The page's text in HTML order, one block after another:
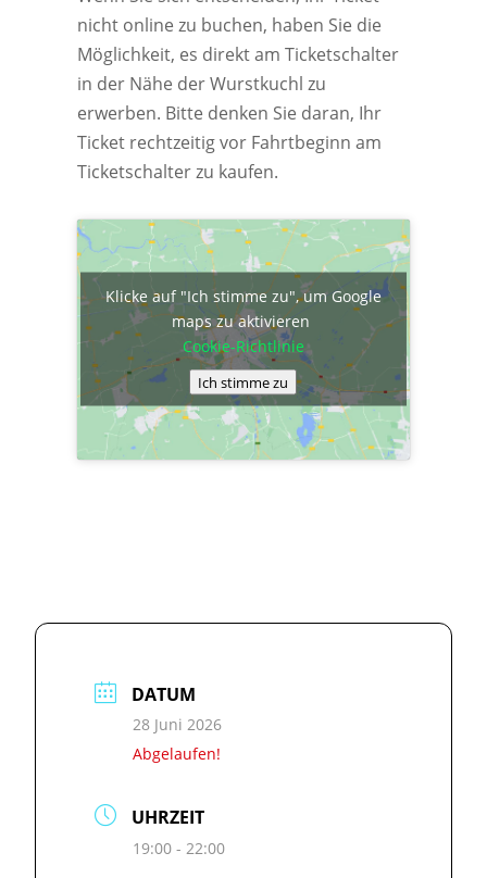
nicht online zu buchen, haben Sie die
Möglichkeit, es direkt am Ticketschalter
in der Nähe der Wurstkuchl zu
erwerben. Bitte denken Sie daran, Ihr
Ticket rechtzeitig vor Fahrtbeginn am
Ticketschalter zu kaufen.
Klicke auf "Ich stimme zu", um Google
maps zu aktivieren
Cookie-Richtlinie
Ich stimme zu
DATUM
28 Juni 2026
Abgelaufen!
UHRZEIT
19:00 - 22:00